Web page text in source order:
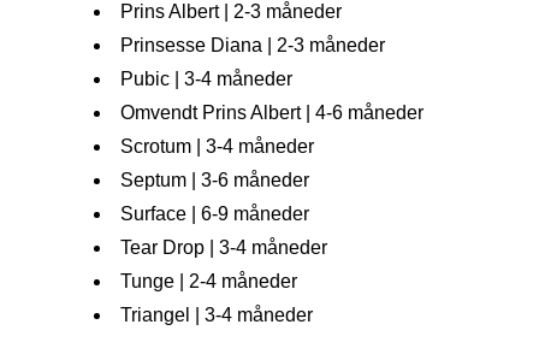
Prins Albert | 2-3 måneder
Prinsesse Diana | 2-3 måneder
Pubic | 3-4 måneder
​Omvendt Prins Albert | 4-6 måneder
Scrotum | 3-4 måneder
Septum | 3-6 måneder
Surface | 6-9 måneder
Tear Drop | 3-4 måneder
Tunge | 2-4 måneder
Triangel | 3-4 måneder